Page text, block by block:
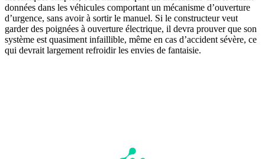
données dans les véhicules comportant un mécanisme d’ouverture
d’urgence, sans avoir à sortir le manuel. Si le constructeur veut
garder des poignées à ouverture électrique, il devra prouver que son
système est quasiment infaillible, même en cas d’accident sévère, ce
qui devrait largement refroidir les envies de fantaisie.